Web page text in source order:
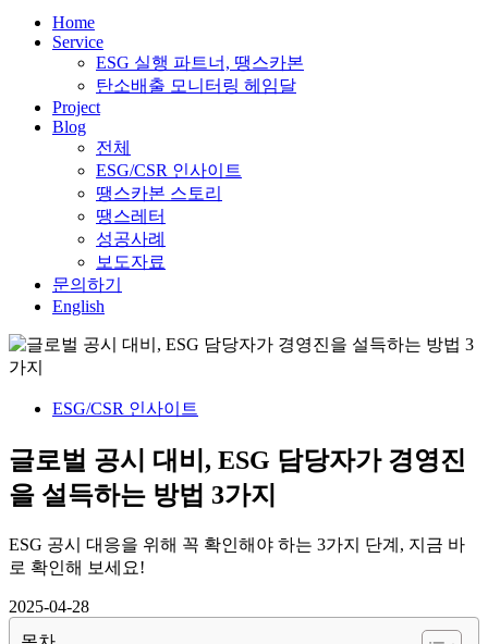
Home
Service
ESG 실행 파트너, 땡스카본
탄소배출 모니터링 헤임달
Project
Blog
전체
ESG/CSR 인사이트
땡스카본 스토리
땡스레터
성공사례
보도자료
문의하기
English
ESG/CSR 인사이트
글로벌 공시 대비, ESG 담당자가 경영진
을 설득하는 방법 3가지
ESG 공시 대응을 위해 꼭 확인해야 하는 3가지 단계, 지금 바
로 확인해 보세요!
2025-04-28